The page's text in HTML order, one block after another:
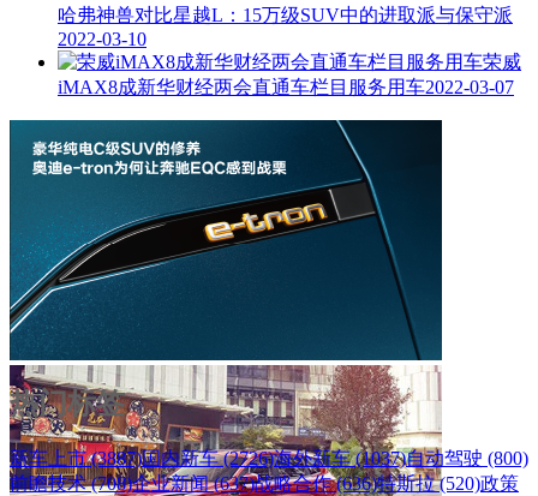
哈弗神兽对比星越L：15万级SUV中的进取派与保守派
2022-03-10
荣威
iMAX8成新华财经两会直通车栏目服务用车2022-03-07
热门标签
新车上市 (3887)国内新车 (2726)海外新车 (1037)自动驾驶 (800)
前瞻技术 (708)企业新闻 (637)战略合作 (636)特斯拉 (520)政策